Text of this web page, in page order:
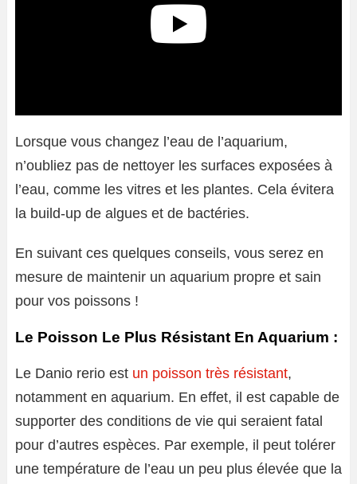
Lorsque vous changez l’eau de l’aquarium,
n’oubliez pas de nettoyer les surfaces exposées à
l’eau, comme les vitres et les plantes. Cela évitera
la build-up de algues et de bactéries.
En suivant ces quelques conseils, vous serez en
mesure de maintenir un aquarium propre et sain
pour vos poissons !
Le Poisson Le Plus Résistant En Aquarium :
Le Danio rerio est un poisson très résistant,
notamment en aquarium. En effet, il est capable de
supporter des conditions de vie qui seraient fatal
pour d’autres espèces. Par exemple, il peut tolérer
une température de l’eau un peu plus élevée que la